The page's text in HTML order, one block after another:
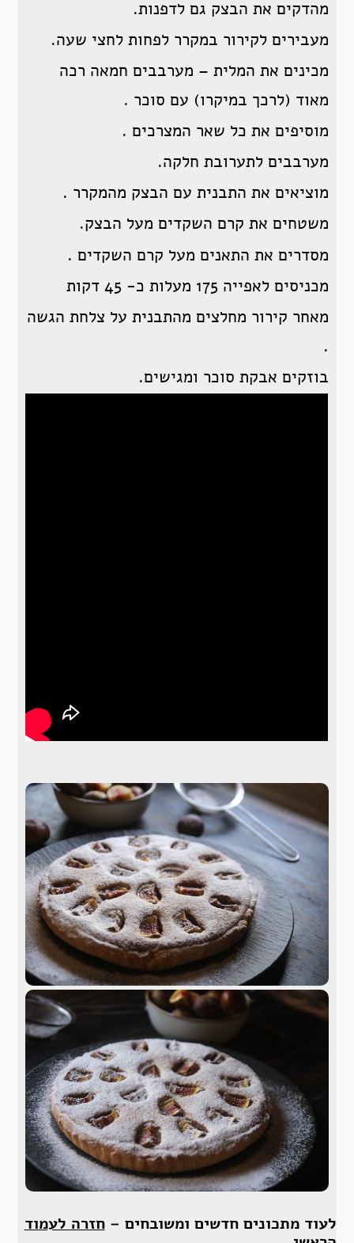
מהדקים את הבצק גם לדפנות.
מעבירים לקירור במקרר לפחות לחצי שעה.
מכינים את המלית – מערבבים חמאה רכה
מאוד (לרכך במיקרו) עם סוכר .
מוסיפים את כל שאר המצרכים .
מערבבים לתערובת חלקה.
מוציאים את התבנית עם הבצק מהמקרר .
משטחים את קרם השקדים מעל הבצק.
מסדרים את התאנים מעל קרם השקדים .
מכניסים לאפייה 175 מעלות כ- 45 דקות
מאחר קירור מחלצים מהתבנית על צלחת הגשה
.
בוזקים אבקת סוכר ומגישים.
לעוד מתכונים חדשים ומשובחים –חזרה לעמוד